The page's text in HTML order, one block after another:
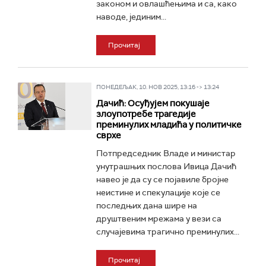
законом и овлашћењима и са, како
наводе, јединим...
Прочитај
ПОНЕДЕЉАК, 10. НОВ 2025, 13:16 -> 13:24
Дачић: Осуђујем покушаје
злоупотребе трагедије
преминулих младића у политичке
сврхе
Потпредседник Владе и министар
унутрашњих послова Ивица Дачић
навео је да су се појавиле бројне
неистине и спекулације које се
последњих дана шире на
друштвеним мрежама у вези са
случајевима трагично преминулих...
Прочитај